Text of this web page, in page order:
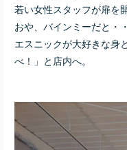
若い女性スタッフが扉を
おや、バインミーだと・
エスニックが大好きな身
べ！」と店内へ。